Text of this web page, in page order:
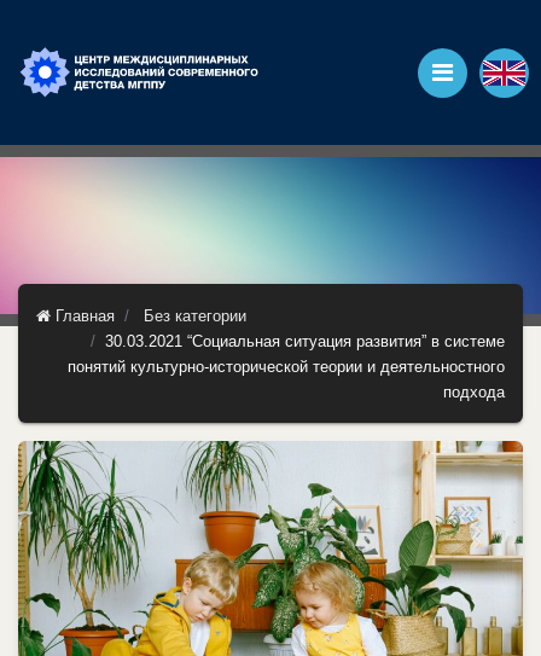
Главная
Без категории
30.03.2021 “Социальная ситуация развития” в системе
понятий культурно-исторической теории и деятельностного
подхода